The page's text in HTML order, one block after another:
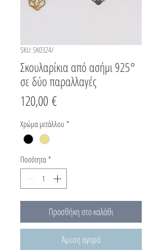
SKU: SK0324/
Σκουλαρίκια από ασήμι 925°
σε δύο παραλλαγές
120,00 €Τιμή
Χρώμα μετάλλου *
Ποσότητα *
Προσθήκη στο καλάθι
Άμεση αγορά